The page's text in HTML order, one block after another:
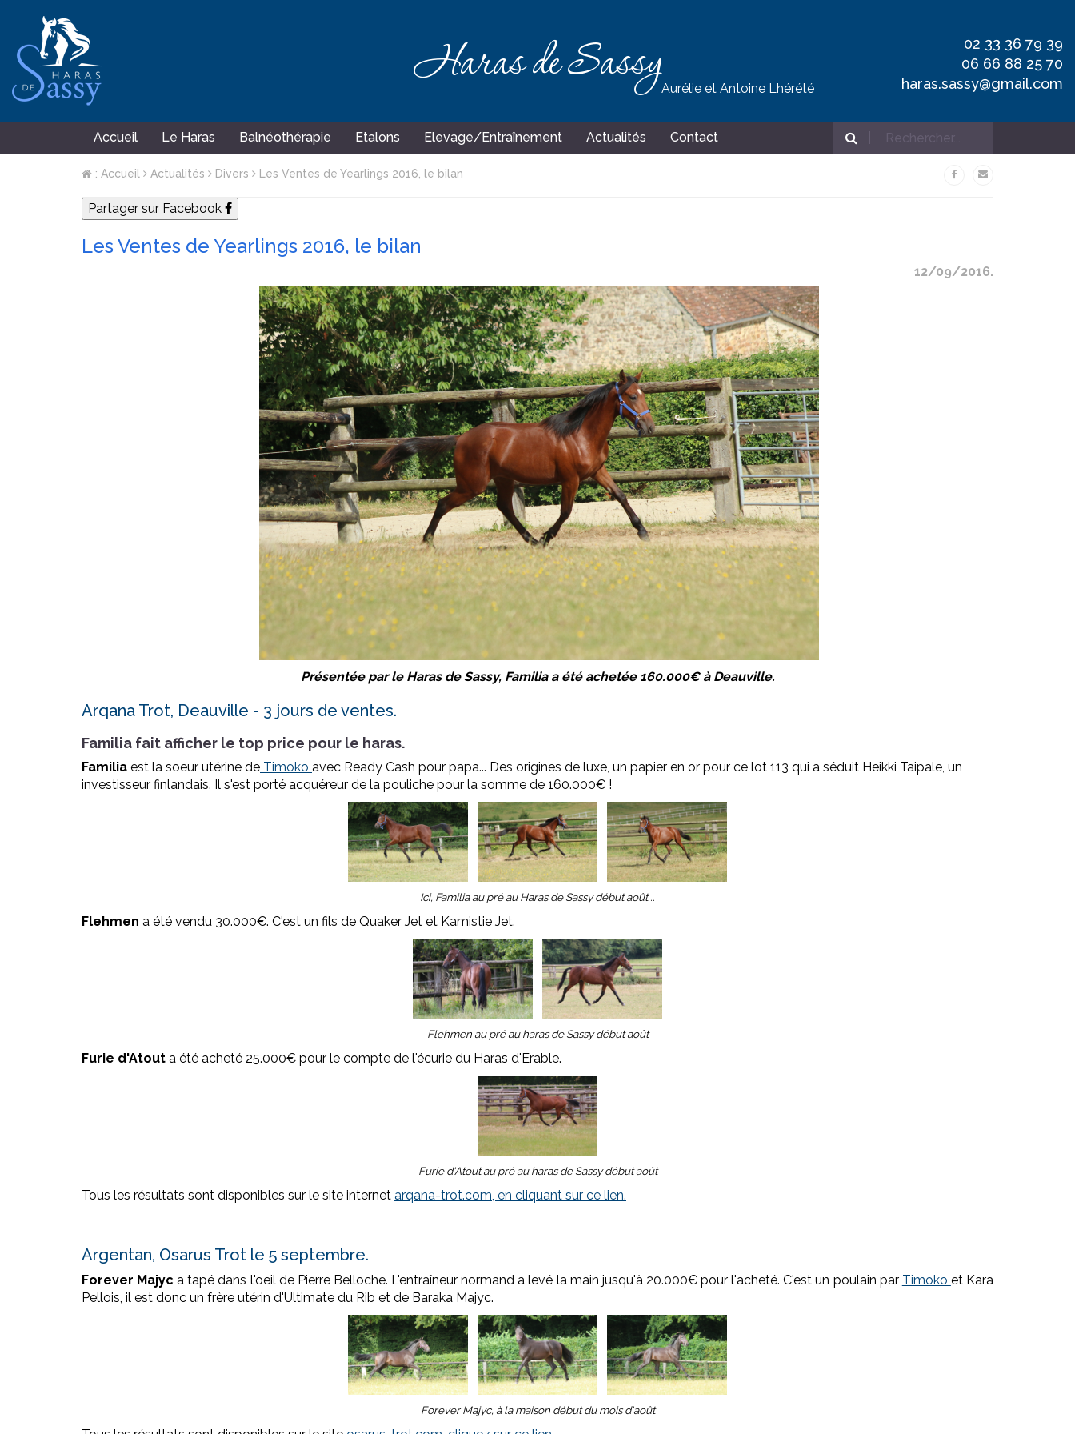
Haras de SassyAurélie et Antoine Lhérété
02 33 36 79 39
06 66 88 25 70
haras.sassy@gmail.com
Accueil Le Haras Balnéothérapie Etalons Elevage/Entraînement Actualités Contact
: Accueil Actualités Divers Les Ventes de Yearlings 2016, le bilan
Partager sur Facebook
Les Ventes de Yearlings 2016, le bilan
12/09/2016.
Présentée par le Haras de Sassy, Familia a été achetée 160.000€ à Deauville.
Arqana Trot, Deauville - 3 jours de ventes.
Familia fait afficher le top price pour le haras.
Familia est la soeur utérine de Timoko avec Ready Cash pour papa... Des origines de luxe, un papier en or pour ce lot 113 qui a séduit Heikki Taipale, un
investisseur finlandais. Il s'est porté acquéreur de la pouliche pour la somme de 160.000€ !
Ici, Familia au pré au Haras de Sassy début août...
Flehmen a été vendu 30.000€. C'est un fils de Quaker Jet et Kamistie Jet.
Flehmen au pré au haras de Sassy début août
Furie d'Atout a été acheté 25.000€ pour le compte de l'écurie du Haras d'Erable.
Furie d'Atout au pré au haras de Sassy début août
Tous les résultats sont disponibles sur le site internet arqana-trot.com, en cliquant sur ce lien.
Argentan, Osarus Trot le 5 septembre.
Forever Majyc a tapé dans l'oeil de Pierre Belloche. L'entraîneur normand a levé la main jusqu'à 20.000€ pour l'acheté. C'est un poulain par Timoko et Kara
Pellois, il est donc un frère utérin d'Ultimate du Rib et de Baraka Majyc.
Forever Majyc, à la maison début du mois d'août